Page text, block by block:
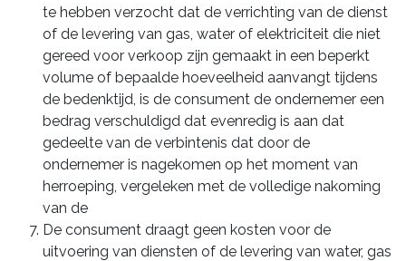
te hebben verzocht dat de verrichting van de dienst
of de levering van gas, water of elektriciteit die niet
gereed voor verkoop zijn gemaakt in een beperkt
volume of bepaalde hoeveelheid aanvangt tijdens
de bedenktijd, is de consument de ondernemer een
bedrag verschuldigd dat evenredig is aan dat
gedeelte van de verbintenis dat door de
ondernemer is nagekomen op het moment van
herroeping, vergeleken met de volledige nakoming
van de
De consument draagt geen kosten voor de
uitvoering van diensten of de levering van water, gas